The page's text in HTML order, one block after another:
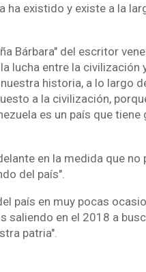
ha existido y existe a la
Bárbara" del escritor
lucha entre la civilización
nuestra historia, a lo largo
a la civilización,
es un país que
en la medida que no
del país".
país en muy pocas
saliendo en el 2018 a
patria".